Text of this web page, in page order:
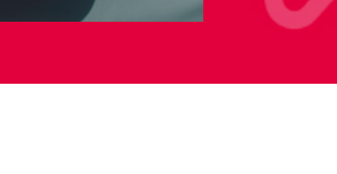
Sie zu unserem Aparthotel führt.